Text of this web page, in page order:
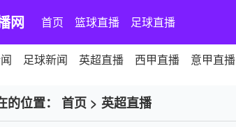
网 首页 篮球直播 足球直播
足球新闻 英超直播 西甲直播 意甲直播
的位置： 首页 > 英超直播